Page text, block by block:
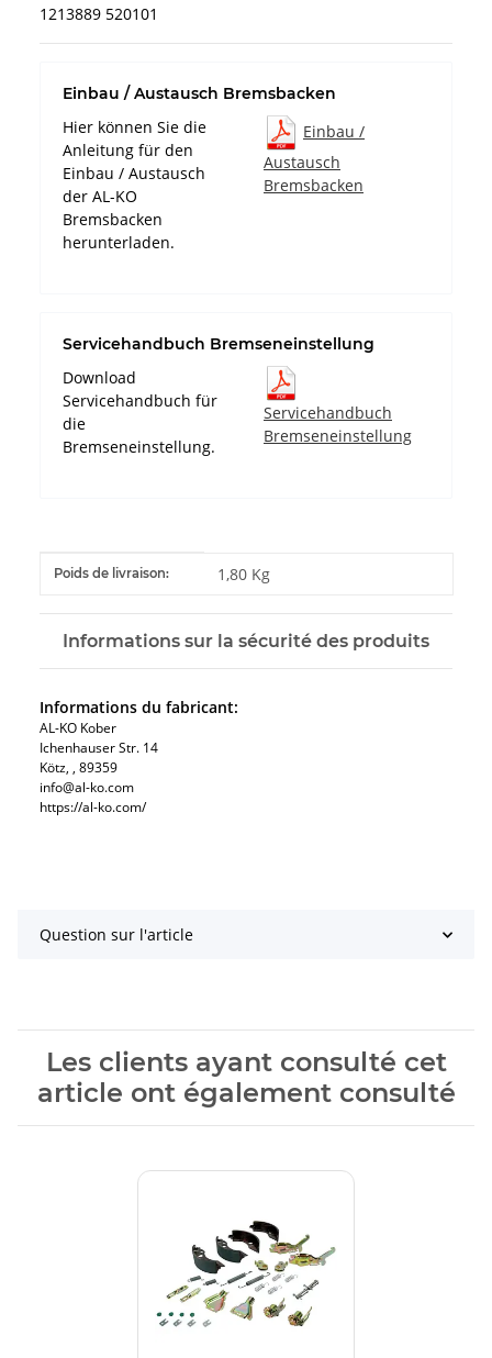
1213889 520101
Einbau / Austausch Bremsbacken
Hier können Sie die
Anleitung für den
Einbau / Austausch
der AL-KO
Bremsbacken
herunterladen.
Einbau /
Austausch
Bremsbacken
Servicehandbuch Bremseneinstellung
Download
Servicehandbuch für
die
Bremseneinstellung.
Servicehandbuch
Bremseneinstellung
#productDetails.itemInformation#
#productDetails.itemValue#
Poids de livraison: 1,80 Kg
Informations sur la sécurité des produits
Informations du fabricant:
AL-KO Kober
Ichenhauser Str. 14
Kötz, , 89359
info@al-ko.com
https://al-ko.com/
Question sur l'article
Les clients ayant consulté cet
article ont également consulté